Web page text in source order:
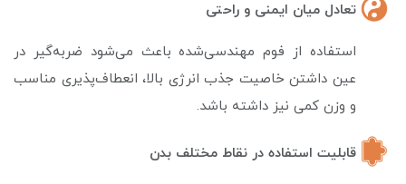
تعادل میان ایمنی و راحتی
استفاده از فوم مهندسی‌شده باعث می‌شود ضربه‌گیر در
عین داشتن خاصیت جذب انرژی بالا، انعطاف‌پذیری مناسب
و وزن کمی نیز داشته باشد.
قابلیت استفاده در نقاط مختلف بدن